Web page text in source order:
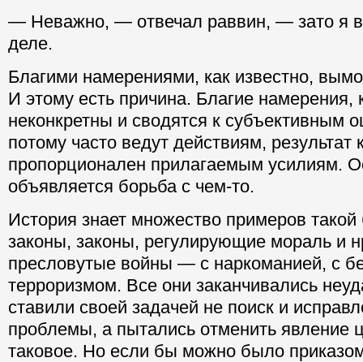
— Неважно, — отвечал раввин, — зато я
деле.
Благими намерениями, как известно,
И этому есть причина. Благие намерения,
неконкретны и сводятся к субъективным
потому часто ведут действиям, результат
пропорционален прилагаемым усилиям.
объявляется борьба с чем-то.
История знает множество примеров
законы, законы, регулирующие мораль и
пресловутые войны — с наркоманией, с
терроризмом. Все они заканчивались
ставили своей задачей не поиск и
проблемы, а пытались отменить явление
таковое. Но если бы можно было